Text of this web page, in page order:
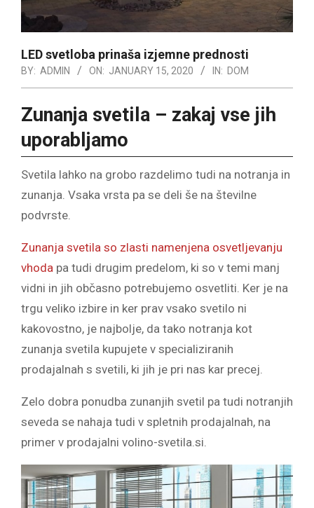
LED svetloba prinaša izjemne prednosti
BY: ADMIN ON: JANUARY 15, 2020 IN: DOM
Zunanja svetila – zakaj vse jih
uporabljamo
Svetila lahko na grobo razdelimo tudi na notranja in
zunanja. Vsaka vrsta pa se deli še na številne
podvrste.
Zunanja svetila so zlasti namenjena osvetljevanju
vhoda pa tudi drugim predelom, ki so v temi manj
vidni in jih občasno potrebujemo osvetliti. Ker je na
trgu veliko izbire in ker prav vsako svetilo ni
kakovostno, je najbolje, da tako notranja kot
zunanja svetila kupujete v specializiranih
prodajalnah s svetili, ki jih je pri nas kar precej.
Zelo dobra ponudba zunanjih svetil pa tudi notranjih
seveda se nahaja tudi v spletnih prodajalnah, na
primer v prodajalni volino-svetila.si.